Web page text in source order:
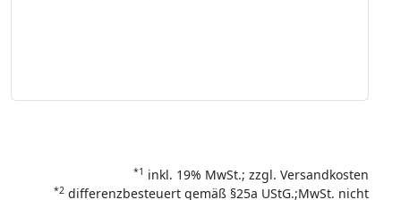
*1 inkl. 19% MwSt.; zzgl. Versandkosten
*2 differenzbesteuert gemäß §25a UStG.;MwSt. nicht